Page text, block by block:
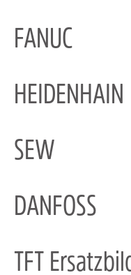
FANUC
HEIDENHAIN
SEW
DANFOSS
TFT